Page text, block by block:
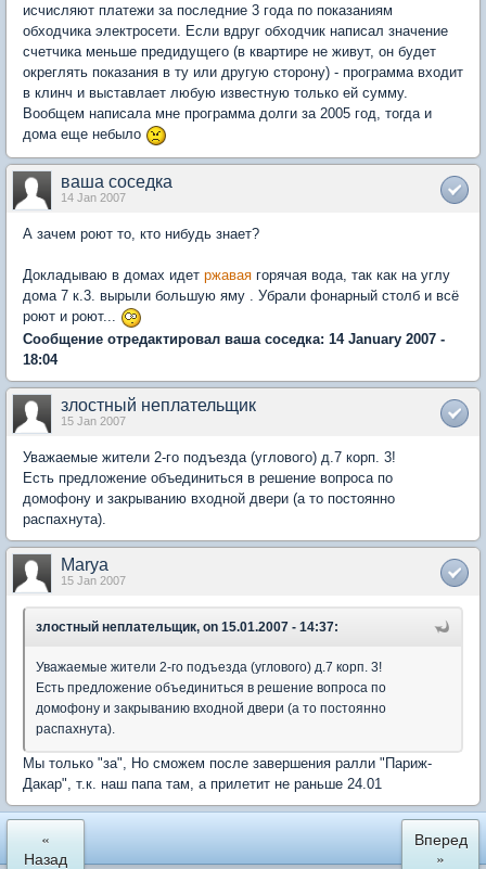
исчисляют платежи за последние 3 года по показаниям
обходчика электросети. Если вдруг обходчик написал значение
счетчика меньше предидущего (в квартире не живут, он будет
окреглять показания в ту или другую сторону) - программа входит
в клинч и выставлает любую известную только ей сумму.
Вообщем написала мне программа долги за 2005 год, тогда и
дома еще небыло
ваша соседка
14 Jan 2007
А зачем роют то, кто нибудь знает?
Докладываю в домах идет ржавая горячая вода, так как на углу
дома 7 к.3. вырыли большую яму . Убрали фонарный столб и всё
роют и роют...
Сообщение отредактировал ваша соседка: 14 January 2007 -
18:04
злостный неплательщик
15 Jan 2007
Уважаемые жители 2-го подъезда (углового) д.7 корп. 3!
Есть предложение объединиться в решение вопроса по
домофону и закрыванию входной двери (а то постоянно
распахнута).
Marya
15 Jan 2007
злостный неплательщик, on 15.01.2007 - 14:37:
Уважаемые жители 2-го подъезда (углового) д.7 корп. 3!
Есть предложение объединиться в решение вопроса по
домофону и закрыванию входной двери (а то постоянно
распахнута).
Мы только "за", Но сможем после завершения ралли "Париж-
Дакар", т.к. наш папа там, а прилетит не раньше 24.01
«
Назад
Вперед
»